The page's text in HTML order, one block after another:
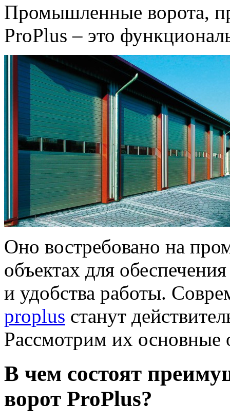
Промышленные ворота,
ProPlus – это
Оно востребовано на
объектах для
и удобства работы.
proplus станут
Рассмотрим их основные
В чем состоят
ворот ProPlus?